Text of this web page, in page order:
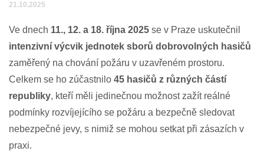
21.10.2025
Ve dnech 11., 12. a 18. října 2025 se v Praze uskutečnil
intenzivní výcvik jednotek sborů dobrovolných hasičů
zaměřený na chování požáru v uzavřeném prostoru.
Celkem se ho zúčastnilo 45 hasičů z různých částí
republiky, kteří měli jedinečnou možnost zažít reálné
podmínky rozvíjejícího se požáru a bezpečně sledovat
nebezpečné jevy, s nimiž se mohou setkat při zásazích v
praxi.